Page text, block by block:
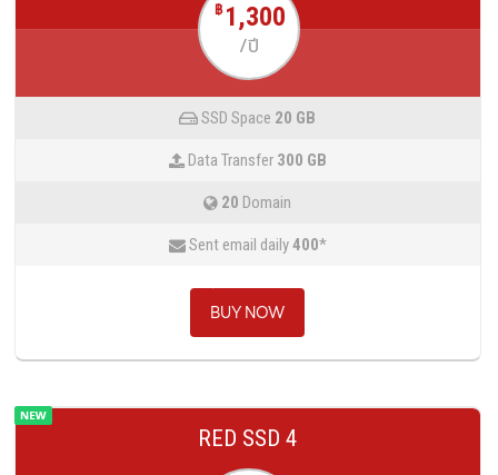
฿ 1,300
/ปี
SSD Space 20 GB
Data Transfer 300 GB
20 Domain
Sent email daily400*
BUY NOW
RED SSD 4